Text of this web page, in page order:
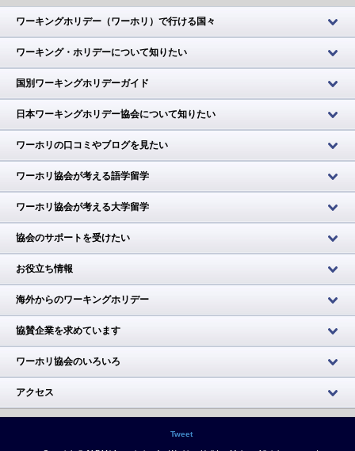
ワーキングホリデー（ワーホリ）で行ける国々
ワーキング・ホリデーについて知りたい
国別ワーキングホリデーガイド
日本ワーキングホリデー協会について知りたい
ワーホリの口コミやブログを見たい
ワーホリ協会が考える語学留学
ワーホリ協会が考える大学留学
協会のサポートを受けたい
お役立ち情報
海外からのワーキングホリデー
協賛企業を求めています
ワーホリ協会のいろいろ
アクセス
Tweet